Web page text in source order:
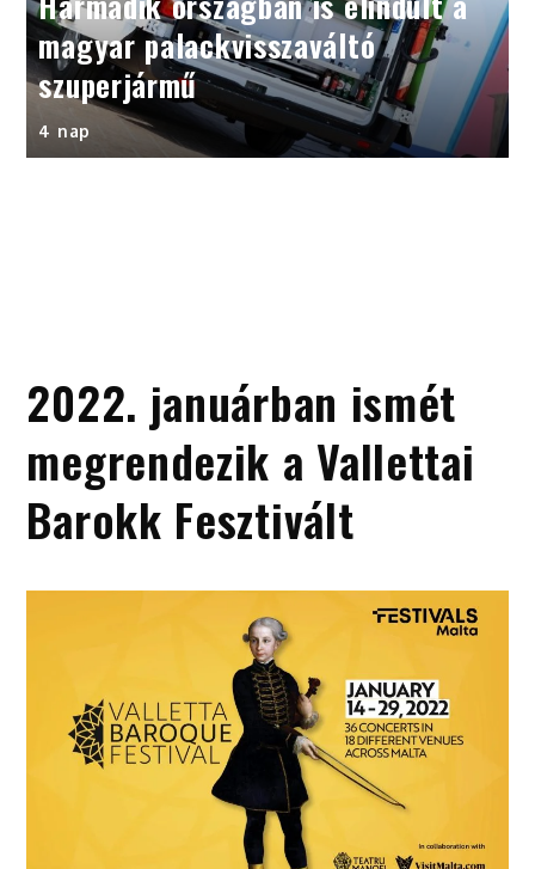
magyar palackvisszaváltó
szuperjármű
4 nap
2022. januárban ismét
megrendezik a Vallettai
Barokk Fesztivált